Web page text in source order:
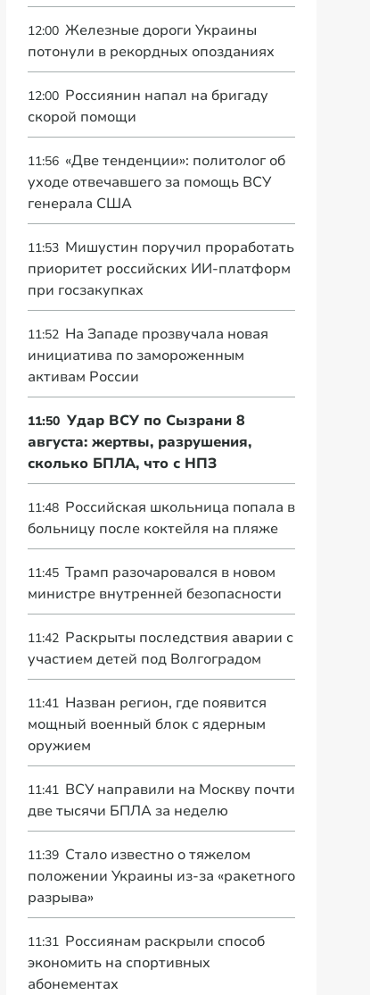
12:00 Железные дороги Украины
потонули в рекордных опозданиях
12:00 Россиянин напал на бригаду
скорой помощи
11:56 «Две тенденции»: политолог об
уходе отвечавшего за помощь ВСУ
генерала США
11:53 Мишустин поручил проработать
приоритет российских ИИ-платформ
при госзакупках
11:52 На Западе прозвучала новая
инициатива по замороженным
активам России
11:50 Удар ВСУ по Сызрани 8
августа: жертвы, разрушения,
сколько БПЛА, что с НПЗ
11:48 Российская школьница попала в
больницу после коктейля на пляже
11:45 Трамп разочаровался в новом
министре внутренней безопасности
11:42 Раскрыты последствия аварии с
участием детей под Волгоградом
11:41 Назван регион, где появится
мощный военный блок с ядерным
оружием
11:41 ВСУ направили на Москву почти
две тысячи БПЛА за неделю
11:39 Стало известно о тяжелом
положении Украины из-за «ракетного
разрыва»
11:31 Россиянам раскрыли способ
экономить на спортивных
абонементах